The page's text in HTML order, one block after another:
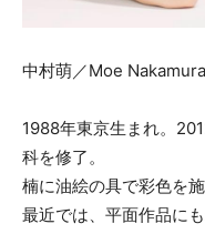
中村萌／Moe Nakamura
1988年東京生まれ。
科を修了。
楠に油絵の具で彩色を
最近では、平面作品に